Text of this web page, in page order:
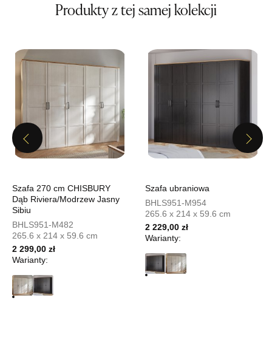
399,00 zł
SALON MEBLOWY MEBLOSTYL
Salon meblowy
UL.PIONIERÓW 44
66-600 KROSNO ODRZAŃSKIE
Nr tel.
508100164
Adres e-mail:
meblostyl01@op.pl
Godziny otwarcia
399,00 zł
Wybierz
SALON MEBLOWY ORION
Salon meblowy
UL.KILIŃSZCZAKÓW 43
78-600 WAŁCZ
Produkty z tej samej kolekcji
Previous
Szafa 270 cm CHISBURY
Dąb Riviera/Modrzew Jasny
Sibiu
BHLS951-M482
265.6 x 214 x 59.6 cm
2 299,00 zł
Warianty:
Szafa ubraniowa
BHLS951-M954
265.6 x 214 x 59.6 cm
2 229,00 zł
Warianty:
Next